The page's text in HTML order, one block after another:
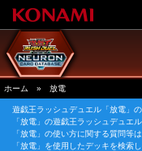
ホーム » 放電
遊戯王ラッシュデュエル「放電」の
「放電」の遊戯王ラッシュデュエ
「放電」の使い方に関する質問等
「放電」を使用したデッキを検索